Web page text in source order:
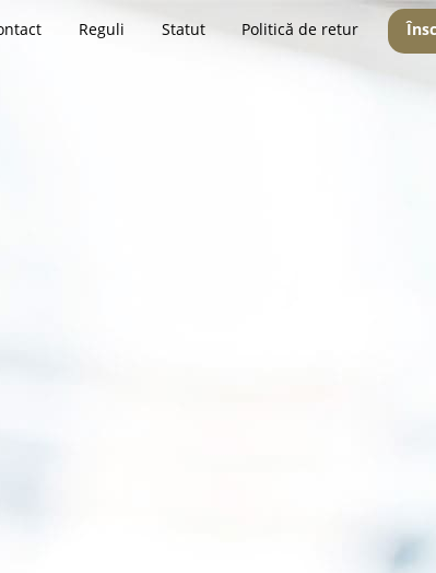
Reguli Statut Politică de retur